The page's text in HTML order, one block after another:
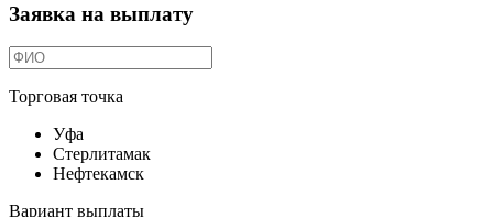
Заявка на выплату
Торговая точка
Уфа
Стерлитамак
Нефтекамск
Вариант выплаты